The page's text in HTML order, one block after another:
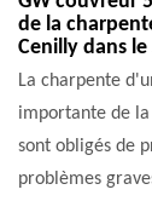
de la
Cenilly dans le
La charpente
importante de
sont obligés de
problèmes